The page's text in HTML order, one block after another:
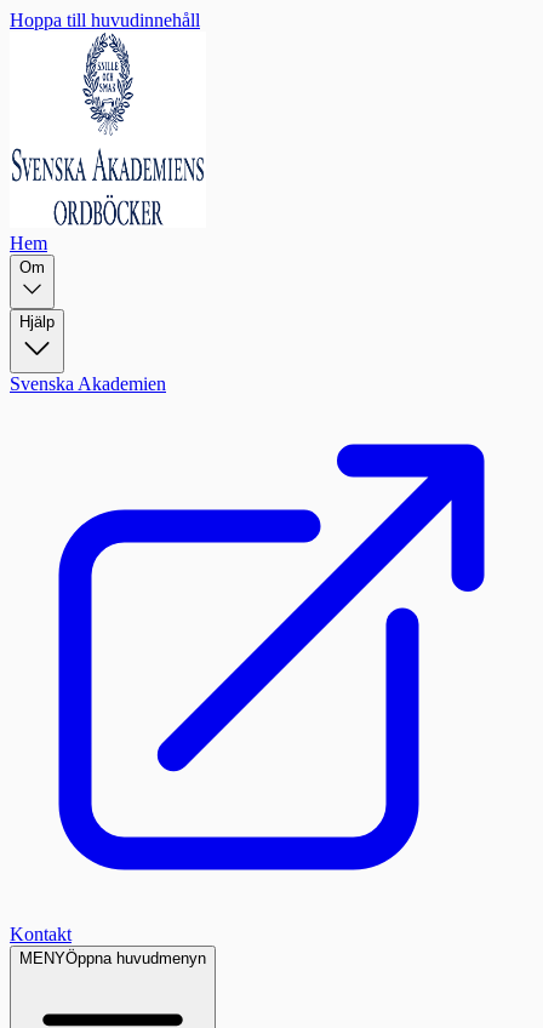
Hoppa till huvudinnehåll
Hem
Om
Hjälp
Svenska Akademien
Kontakt
MENYÖppna huvudmenyn